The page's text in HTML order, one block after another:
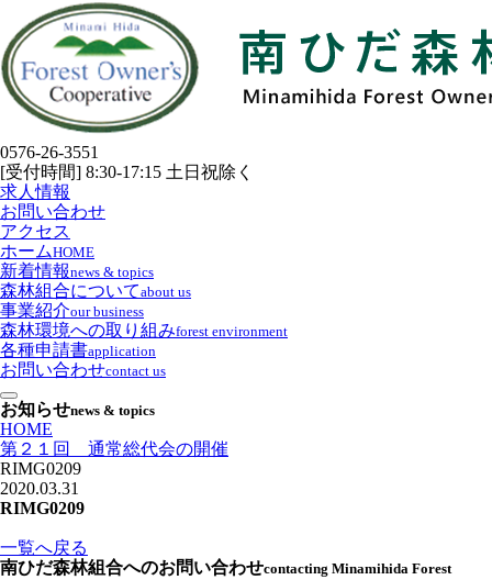
0576-26-3551
[受付時間] 8:30-17:15 土日祝除く
求人情報
お問い合わせ
アクセス
ホームHOME
新着情報news & topics
森林組合についてabout us
事業紹介our business
森林環境への取り組みforest environment
各種申請書application
お問い合わせcontact us
お知らせnews & topics
HOME
第２１回 通常総代会の開催
RIMG0209
2020.03.31
RIMG0209
一覧へ戻る
南ひだ森林組合へのお問い合わせcontacting Minamihida Forest